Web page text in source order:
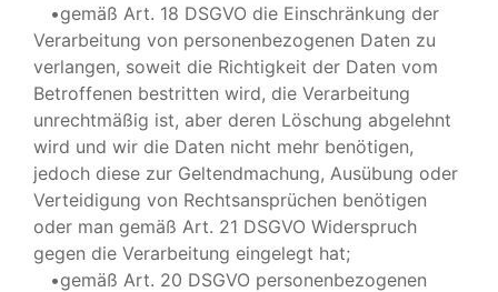
•gemäß Art. 18 DSGVO die Einschränkung der
Verarbeitung von personenbezogenen Daten zu
verlangen, soweit die Richtigkeit der Daten vom
Betroffenen bestritten wird, die Verarbeitung
unrechtmäßig ist, aber deren Löschung abgelehnt
wird und wir die Daten nicht mehr benötigen,
jedoch diese zur Geltendmachung, Ausübung oder
Verteidigung von Rechtsansprüchen benötigen
oder man gemäß Art. 21 DSGVO Widerspruch
gegen die Verarbeitung eingelegt hat;
•gemäß Art. 20 DSGVO personenbezogenen